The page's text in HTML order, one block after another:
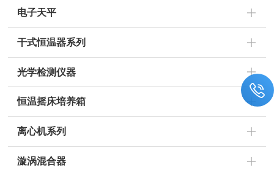
电子天平
干式恒温器系列
光学检测仪器
恒温摇床培养箱
离心机系列
漩涡混合器